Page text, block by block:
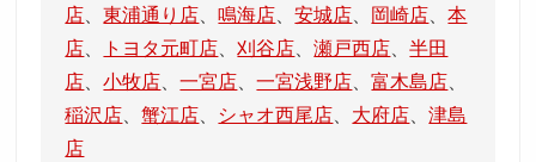
店 、東浦通り店 、鳴海店 、安城店 岡崎店 、本
店
トヨタ元町店 、刈谷店 、瀬戸西店 、半田
店 、小牧店 、一宮店 、一宮浅野店 、富木島店
稲沢店 、蟹江店 シャオ西尾店 大府店 、津島
店